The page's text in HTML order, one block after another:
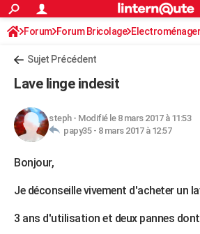
ACTUALITÉS
Politique
Société
Faits Divers
Education
Monde
Villes
+
Retraite
Impôts
Epargne
Immobilier
Risques naturels par ville
Banque
Assurance
Crédit
AUTO
HIGH-TECH
BRICOLAGE
Forum
Aménagement intérieur
Extérieur
Cuisine
Salle de bains
Jardinage
Rangement
WEEK-END
S'inscrire
Connexion
Forum Forum Bricolage Electroménager
Sujet Précédent
Lave linge indesit
steph- Modifié le 8 mars 2017 à 11:53
papy35 - 8 mars 2017 à 12:57
Bonjour,
Je déconseille vivement d'acheter un
3 ans d'utilisation et deux pannes